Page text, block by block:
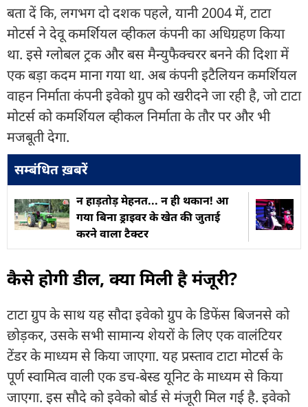
बता दें कि, लगभग दो दशक पहले, यानी 2004 में, टाटा
मोटर्स ने देवू कमर्शियल व्हीकल कंपनी का अधिग्रहण किया
था. इसे ग्लोबल ट्रक और बस मैन्युफैक्चरर बनने की दिशा में
एक बड़ा कदम माना गया था. अब कंपनी इटैलियन कमर्शियल
वाहन निर्माता कंपनी इवेको ग्रुप को खरीदने जा रही है, जो टाटा
मोटर्स को कमर्शियल व्हीकल निर्माता के तौर पर और भी
मजबूती देगा.
सम्बंधित ख़बरें
न हाड़तोड़ मेहनत... न ही थकान! आ
गया बिना ड्राइवर के खेत की जुताई
करने वाला टैक्टर
कैसे होगी डील, क्या मिली है मंजूरी?
टाटा ग्रुप के साथ यह सौदा इवेको ग्रुप के डिफेंस बिजनसे को
छोड़कर, उसके सभी सामान्य शेयरों के लिए एक वालंटियर
टेंडर के माध्यम से किया जाएगा. यह प्रस्ताव टाटा मोटर्स के
पूर्ण स्वामित्व वाली एक डच-बेस्ड यूनिट के माध्यम से किया
जाएगा. इस सौदे को इवेको बोर्ड से मंजूरी मिल गई है. इवेको